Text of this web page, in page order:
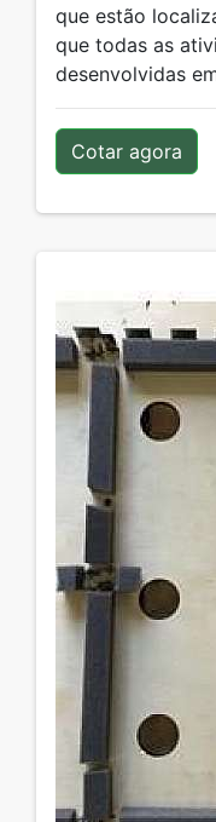
que estão
que todas as
desenvolvidas
Cotar agora